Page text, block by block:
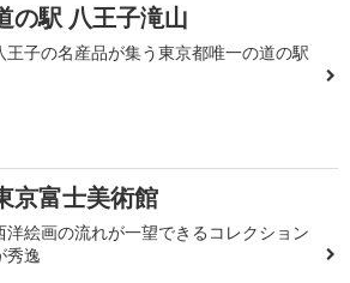
の駅 八王子滝山
王子の名産品が集う東京都唯一の道の駅
京富士美術館
洋絵画の流れが一望できるコレクション
秀逸